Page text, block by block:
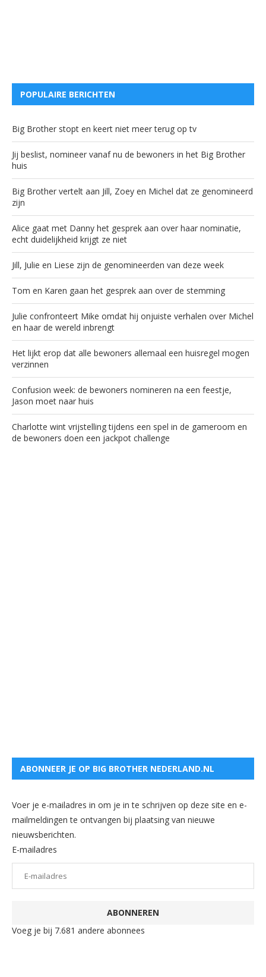
POPULAIRE BERICHTEN
Big Brother stopt en keert niet meer terug op tv
Jij beslist, nomineer vanaf nu de bewoners in het Big Brother
huis
Big Brother vertelt aan Jill, Zoey en Michel dat ze genomineerd
zijn
Alice gaat met Danny het gesprek aan over haar nominatie,
echt duidelijkheid krijgt ze niet
Jill, Julie en Liese zijn de genomineerden van deze week
Tom en Karen gaan het gesprek aan over de stemming
Julie confronteert Mike omdat hij onjuiste verhalen over Michel
en haar de wereld inbrengt
Het lijkt erop dat alle bewoners allemaal een huisregel mogen
verzinnen
Confusion week: de bewoners nomineren na een feestje,
Jason moet naar huis
Charlotte wint vrijstelling tijdens een spel in de gameroom en
de bewoners doen een jackpot challenge
ABONNEER JE OP BIG BROTHER NEDERLAND.NL
Voer je e-mailadres in om je in te schrijven op deze site en e-
mailmeldingen te ontvangen bij plaatsing van nieuwe
nieuwsberichten.
E-mailadres
ABONNEREN
Voeg je bij 7.681 andere abonnees